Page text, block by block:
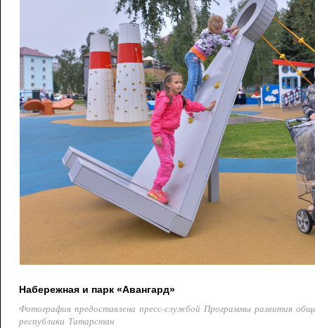
Набережная и парк «Авангард»
Фотография предоставлена пресс-службой Программы развития
республики Татарстан